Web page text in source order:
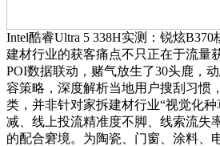
Intel酷睿Ultra 5 338H实测：锐炫B370
建材行业的获客痛点不只正在于流量
POI数据联动，赌气放生了30头鹿，
容策略，深度解析当地用户搜刮习惯
类，并非针对家拆建材行业“视觉化
减、线上投流精准度不脚、线索流失
的配合窘境。为陶瓷、门窗、涂料、